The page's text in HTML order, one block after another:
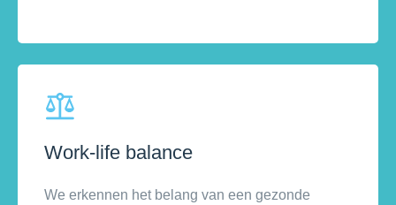
Work-life balance
We erkennen het belang van een gezonde